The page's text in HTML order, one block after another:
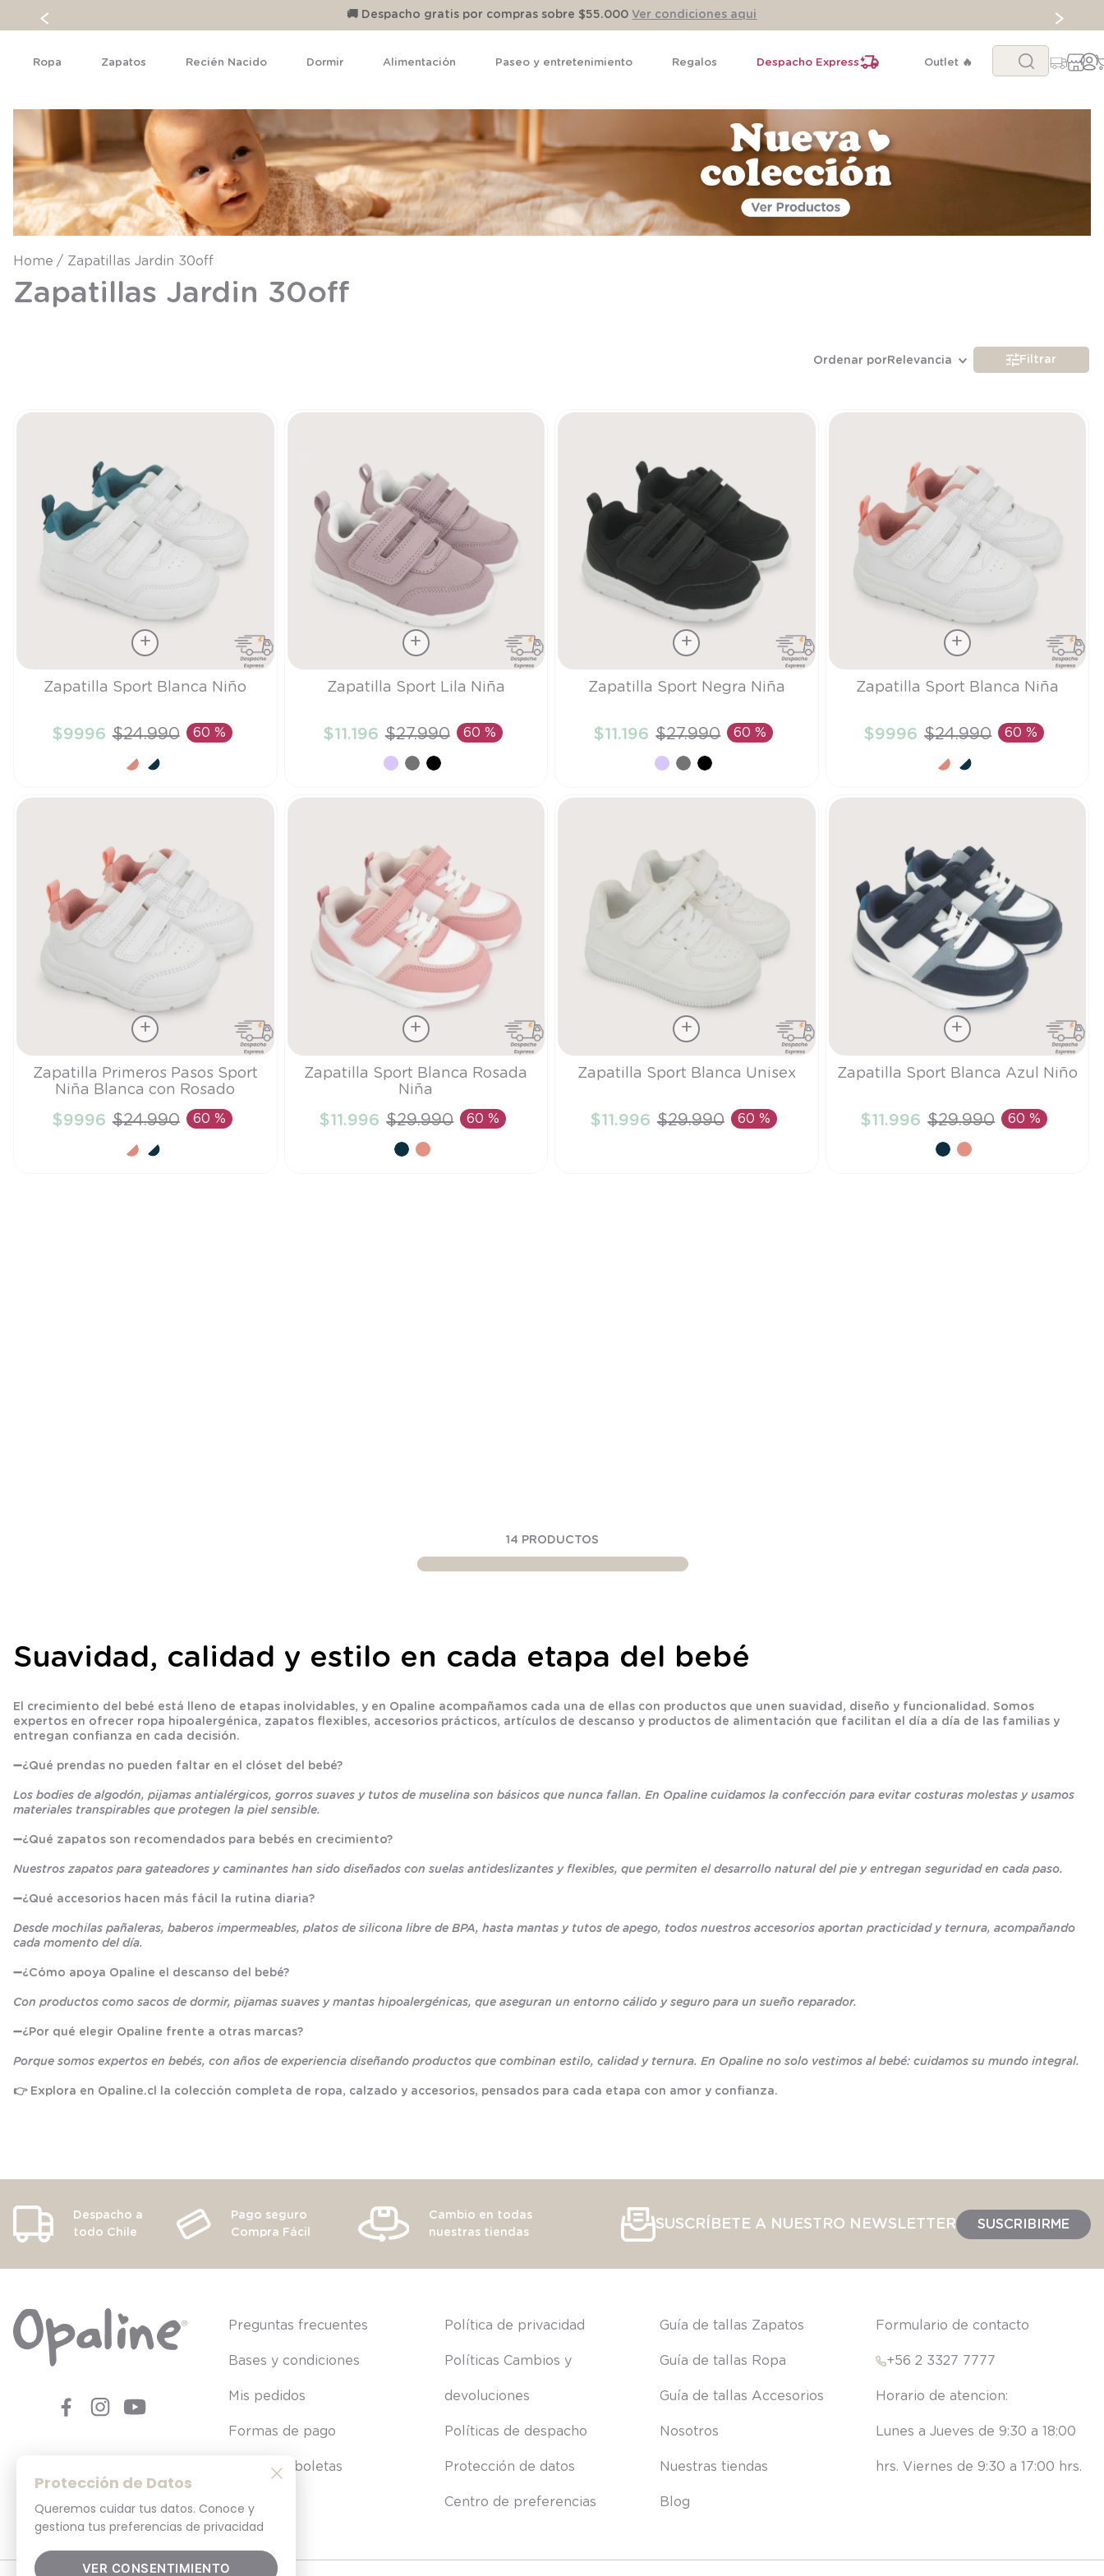
🚚 Despacho gratis por compras sobre $55.000 Ver condiciones aqui
Ropa Zapatos Recién Nacido Dormir Alimentación Paseo y entretenimiento Regalos Despacho Express Outlet 🔥
Buscar...
Protección de Datos
Queremos cuidar tus datos. Conoce y
gestiona tus preferencias de privacidad
VER CONSENTIMIENTO
Zapatillas Jardin 30off
Zapatillas Jardin 30off
Ordenar porRelevancia Filtrar
Talla
AÑADIR AL CARRITO
Zapatilla Sport Blanca Niño
$9996 $24.990 60 % AÑADIR AL CARRITO
Zapatilla Sport Lila Niña
$11 .196 $27.990 60 %
Talla
AÑADIR AL CARRITO
Zapatilla Sport Negra Niña
$11 .196 $27.990 60 %
Talla
AÑADIR AL CARRITO
Zapatilla Sport Blanca Niña
$9996 $24.990 60 %
Talla
AÑADIR AL CARRITO
Zapatilla Primeros Pasos Sport
Niña Blanca con Rosado
$9996 $24.990 60 %
Talla
AÑADIR AL CARRITO
Zapatilla Sport Blanca Rosada
Niña
$11 .996 $29.990 60 %
Talla
AÑADIR AL CARRITO
Zapatilla Sport Blanca Unisex
$11 .996 $29.990 60 %
Talla
AÑADIR AL CARRITO
Zapatilla Sport Blanca Azul Niño
$11 .996 $29.990 60 %
14 PRODUCTOS
Suavidad, calidad y estilo en cada etapa del bebé
El crecimiento del bebé está lleno de etapas inolvidables, y en Opaline acompañamos cada una de ellas con productos que unen suavidad, diseño y funcionalidad. Somos
expertos en ofrecer ropa hipoalergénica, zapatos flexibles, accesorios prácticos, artículos de descanso y productos de alimentación que facilitan el día a día de las familias y
entregan confianza en cada decisión.
➖¿Qué prendas no pueden faltar en el clóset del bebé?
Los bodies de algodón, pijamas antialérgicos, gorros suaves y tutos de muselina son básicos que nunca fallan. En Opaline cuidamos la confección para evitar costuras molestas y usamos
materiales transpirables que protegen la piel sensible.
➖¿Qué zapatos son recomendados para bebés en crecimiento?
Nuestros zapatos para gateadores y caminantes han sido diseñados con suelas antideslizantes y flexibles, que permiten el desarrollo natural del pie y entregan seguridad en cada paso.
➖¿Qué accesorios hacen más fácil la rutina diaria?
Desde mochilas pañaleras, baberos impermeables, platos de silicona libre de BPA, hasta mantas y tutos de apego, todos nuestros accesorios aportan practicidad y ternura, acompañando
cada momento del día.
➖¿Cómo apoya Opaline el descanso del bebé?
Con productos como sacos de dormir, pijamas suaves y mantas hipoalergénicas, que aseguran un entorno cálido y seguro para un sueño reparador.
➖¿Por qué elegir Opaline frente a otras marcas?
Porque somos expertos en bebés, con años de experiencia diseñando productos que combinan estilo, calidad y ternura. En Opaline no solo vestimos al bebé: cuidamos su mundo integral.
👉 Explora en Opaline.cl la colección completa de ropa, calzado y accesorios, pensados para cada etapa con amor y confianza.
Despacho a
todo Chile
Pago seguro
Compra Fácil
Cambio en todas
nuestras tiendas
SUSCRÍBETE A NUESTRO NEWSLETTER SUSCRIBIRME
Preguntas frecuentes
Bases y condiciones
Mis pedidos
Formas de pago
Consultar boletas
Política de privacidad
Políticas Cambios y
devoluciones
Políticas de despacho
Protección de datos
Centro de preferencias
Guía de tallas Zapatos
Guía de tallas Ropa
Guía de tallas Accesorios
Nosotros
Nuestras tiendas
Blog
Formulario de contacto
+56 2 3327 7777
Lunes a Jueves de 9:30 a 18:00
hrs. Viernes de 9:30 a 17:00 hrs.
TÉRMINOS MÁS BUSCADOS
1
2.
calcetines
3.
zapatillas
4
body